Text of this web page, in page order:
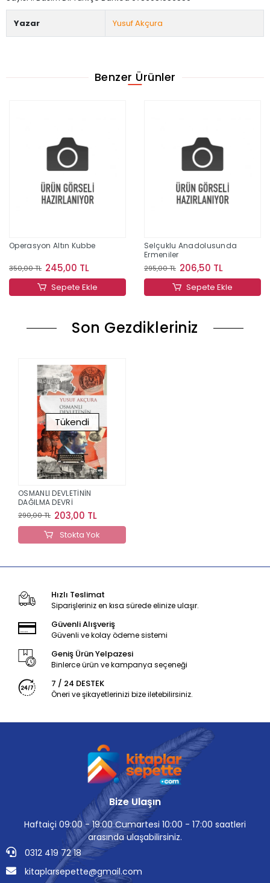
Yazar Yusuf Akçura
Benzer Ürünler
Operasyon Altın Kubbe
350,00 TL 245,00 TL
Sepete Ekle
Selçuklu Anadolusunda
Ermeniler
295,00 TL 206,50 TL
Sepete Ekle
Son Gezdikleriniz
Tükendi
OSMANLI DEVLETİNİN
DAĞILMA DEVRİ
290,00 TL 203,00 TL
Stokta Yok
Hızlı Teslimat
Siparişleriniz en kısa sürede elinize ulaşır.
Güvenli Alışveriş
Güvenli ve kolay ödeme sistemi
Geniş Ürün Yelpazesi
Binlerce ürün ve kampanya seçeneği
7 / 24 DESTEK
Öneri ve şikayetlerinizi bize iletebilirsiniz.
Bize Ulaşın
Haftaiçi 09:00 - 19:00 Cumartesi 10:00 - 17:00 saatleri
arasında ulaşabilirsiniz.
0312 419 72 18
kitaplarsepette@gmail.com